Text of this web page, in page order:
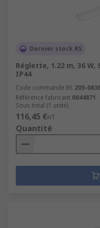
Dernier stock RS
Réglette, 1.22 m, 36 W,
IP44
Code commande RS 205-
Référence fabricant 0044871
Sous-total (1 unité)
116,45 €HT
Quantité